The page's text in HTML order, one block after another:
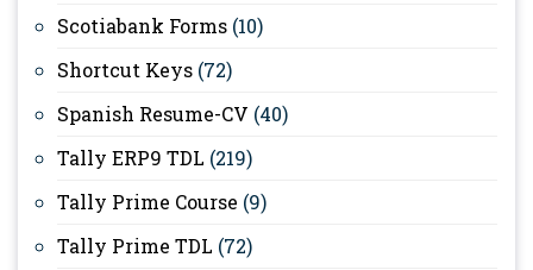
Scotiabank Forms (10)
Shortcut Keys (72)
Spanish Resume-CV (40)
Tally ERP9 TDL (219)
Tally Prime Course (9)
Tally Prime TDL (72)